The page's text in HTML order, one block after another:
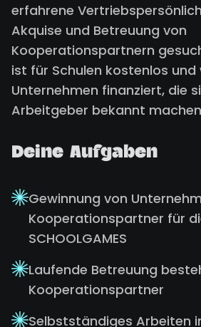
erfahrene
Akquise und Betreuung von
Kooperationspartnern
ist für Schulen kostenlos und
Unternehmen finanziert, die
Arbeitgeber bekannt
Deine Aufgaben
Gewinnung von
Kooperationspartner für
SCHOOLGAMES
Laufende Betreuung
Kooperationspartner
Selbstständiges Arbeiten